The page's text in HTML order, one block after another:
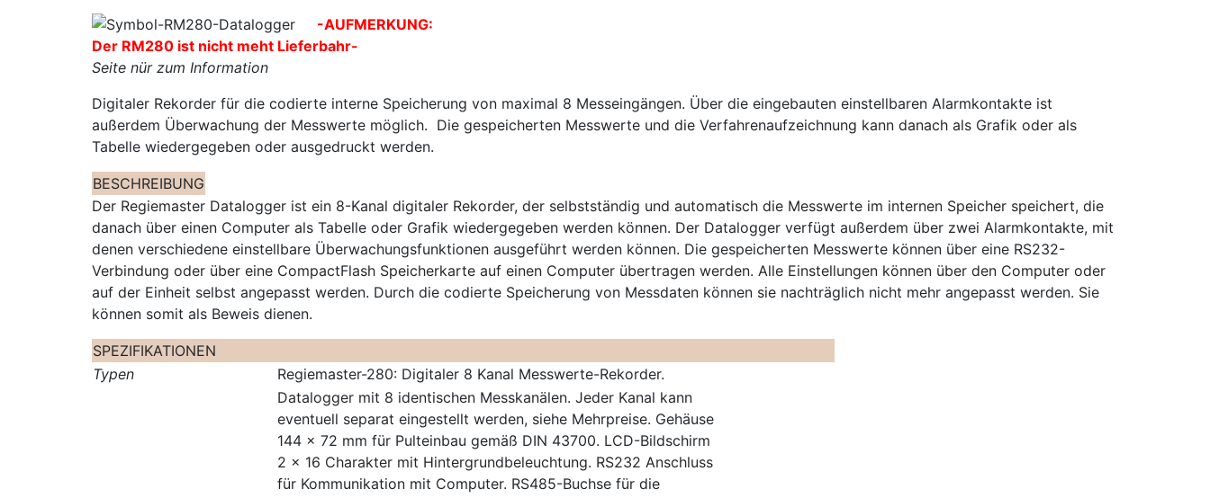
-AUFMERKUNG:
Der RM280 ist nicht meht Lieferbahr-
Seite nür zum Information
Digitaler Rekorder für die codierte interne Speicherung von maximal 8 Messeingängen. Über die eingebauten einstellbaren Alarmkontakte ist
außerdem Überwachung der Messwerte möglich. Die gespeicherten Messwerte und die Verfahrenaufzeichnung kann danach als Grafik oder als
Tabelle wiedergegeben oder ausgedruckt werden.
BESCHREIBUNG
Der Regiemaster Datalogger ist ein 8-Kanal digitaler Rekorder, der selbstständig und automatisch die Messwerte im internen Speicher speichert, die
danach über einen Computer als Tabelle oder Grafik wiedergegeben werden können. Der Datalogger verfügt außerdem über zwei Alarmkontakte, mit
denen verschiedene einstellbare Überwachungsfunktionen ausgeführt werden können. Die gespeicherten Messwerte können über eine RS232-
Verbindung oder über eine CompactFlash Speicherkarte auf einen Computer übertragen werden. Alle Einstellungen können über den Computer oder
auf der Einheit selbst angepasst werden. Durch die codierte Speicherung von Messdaten können sie nachträglich nicht mehr angepasst werden. Sie
können somit als Beweis dienen.
SPEZIFIKATIONEN
Typen
Regiemaster-280: Digitaler 8 Kanal Messwerte-Rekorder.
Datalogger mit 8 identischen Messkanälen. Jeder Kanal kann
eventuell separat eingestellt werden, siehe Mehrpreise. Gehäuse
144 x 72 mm für Pulteinbau gemäß DIN 43700. LCD-Bildschirm
2 x 16 Charakter mit Hintergrundbeleuchtung. RS232 Anschluss
für Kommunikation mit Computer. RS485-Buchse für die